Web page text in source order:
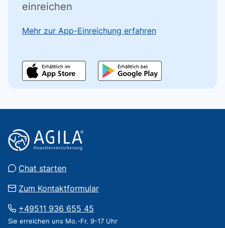
einreichen
Mehr zur App-Einreichung erfahren